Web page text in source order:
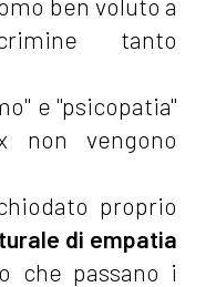
ben voluto a
tanto
e "psicopatia"
non vengono
proprio
di empatia
che passano i